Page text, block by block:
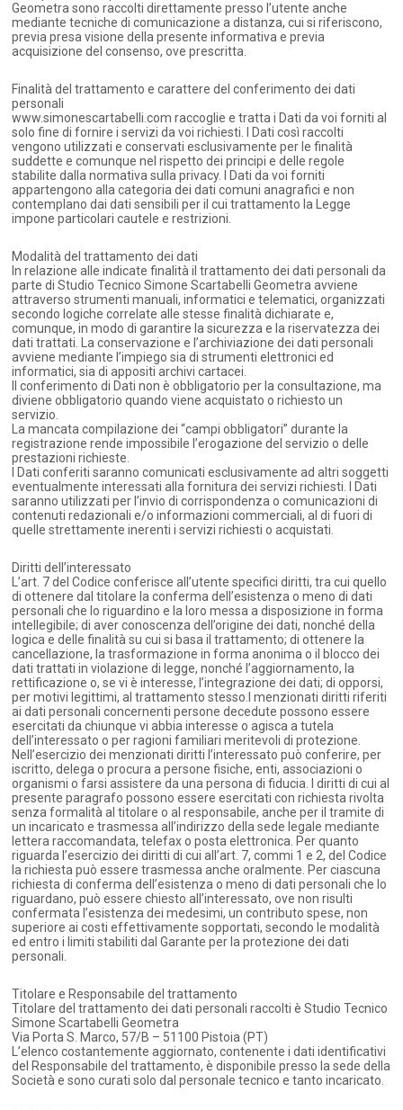
Geometra sono raccolti direttamente presso l’utente anche
mediante tecniche di comunicazione a distanza, cui si riferiscono,
previa presa visione della presente informativa e previa
acquisizione del consenso, ove prescritta.
Finalità del trattamento e carattere del conferimento dei dati
personali
www.simonescartabelli.com raccoglie e tratta i Dati da voi forniti al
solo fine di fornire i servizi da voi richiesti. I Dati così raccolti
vengono utilizzati e conservati esclusivamente per le finalità
suddette e comunque nel rispetto dei principi e delle regole
stabilite dalla normativa sulla privacy. I Dati da voi forniti
appartengono alla categoria dei dati comuni anagrafici e non
contemplano dai dati sensibili per il cui trattamento la Legge
impone particolari cautele e restrizioni.
Modalità del trattamento dei dati
In relazione alle indicate finalità il trattamento dei dati personali da
parte di Studio Tecnico Simone Scartabelli Geometra avviene
attraverso strumenti manuali, informatici e telematici, organizzati
secondo logiche correlate alle stesse finalità dichiarate e,
comunque, in modo di garantire la sicurezza e la riservatezza dei
dati trattati. La conservazione e l’archiviazione dei dati personali
avviene mediante l’impiego sia di strumenti elettronici ed
informatici, sia di appositi archivi cartacei.
Il conferimento di Dati non è obbligatorio per la consultazione, ma
diviene obbligatorio quando viene acquistato o richiesto un
servizio.
La mancata compilazione dei “campi obbligatori” durante la
registrazione rende impossibile l’erogazione del servizio o delle
prestazioni richieste.
I Dati conferiti saranno comunicati esclusivamente ad altri soggetti
eventualmente interessati alla fornitura dei servizi richiesti. I Dati
saranno utilizzati per l’invio di corrispondenza o comunicazioni di
contenuti redazionali e/o informazioni commerciali, al di fuori di
quelle strettamente inerenti i servizi richiesti o acquistati.
Diritti dell’interessato
L’art. 7 del Codice conferisce all’utente specifici diritti, tra cui quello
di ottenere dal titolare la conferma dell’esistenza o meno di dati
personali che lo riguardino e la loro messa a disposizione in forma
intellegibile; di aver conoscenza dell’origine dei dati, nonché della
logica e delle finalità su cui si basa il trattamento; di ottenere la
cancellazione, la trasformazione in forma anonima o il blocco dei
dati trattati in violazione di legge, nonché l’aggiornamento, la
rettificazione o, se vi è interesse, l’integrazione dei dati; di opporsi,
per motivi legittimi, al trattamento stesso.I menzionati diritti riferiti
ai dati personali concernenti persone decedute possono essere
esercitati da chiunque vi abbia interesse o agisca a tutela
dell’interessato o per ragioni familiari meritevoli di protezione.
Nell’esercizio dei menzionati diritti l’interessato può conferire, per
iscritto, delega o procura a persone fisiche, enti, associazioni o
organismi o farsi assistere da una persona di fiducia. I diritti di cui al
presente paragrafo possono essere esercitati con richiesta rivolta
senza formalità al titolare o al responsabile, anche per il tramite di
un incaricato e trasmessa all’indirizzo della sede legale mediante
lettera raccomandata, telefax o posta elettronica. Per quanto
riguarda l’esercizio dei diritti di cui all’art. 7, commi 1 e 2, del Codice
la richiesta può essere trasmessa anche oralmente. Per ciascuna
richiesta di conferma dell’esistenza o meno di dati personali che lo
riguardano, può essere chiesto all’interessato, ove non risulti
confermata l’esistenza dei medesimi, un contributo spese, non
superiore ai costi effettivamente sopportati, secondo le modalità
ed entro i limiti stabiliti dal Garante per la protezione dei dati
personali.
Titolare e Responsabile del trattamento
Titolare del trattamento dei dati personali raccolti è Studio Tecnico
Simone Scartabelli Geometra
Via Porta S. Marco, 57/B – 51100 Pistoia (PT)
L’elenco costantemente aggiornato, contenente i dati identificativi
del Responsabile del trattamento, è disponibile presso la sede della
Società e sono curati solo dal personale tecnico e tanto incaricato.